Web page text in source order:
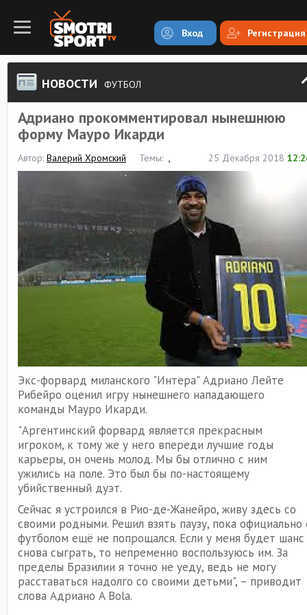
Вход Регистрация
НОВОСТИ ФУТБОЛ
Адриано прокомментировал нынешнюю
форму Мауро Икарди
Автор: Валерий Хромский Темы: , 25 Декабря 2018
Экс-форвард миланского "Интера" Адриано Лейте
Рибейро оценил игру нынешнего нападающего
команды Мауро Икарди.
"Аргентинский форвард является прекрасным
игроком, к тому же у него впереди лучшие годы
карьеры, он очень молод. Мы бы отлично с ним
ужились на поле. Это был бы по-настоящему
убийственный дуэт.
Сейчас я устроился в Рио-де-Жанейро, живу здесь со
своими родными. Решил взять паузу, пока официально
футболом ещё не попрощался. Если у меня будет шанс
снова сыграть, то непременно воспользуюсь им. За
пределы Бразилии я точно не уеду, ведь не могу
расставаться надолго со своими детьми", – приводит
слова Адриано A Bola.